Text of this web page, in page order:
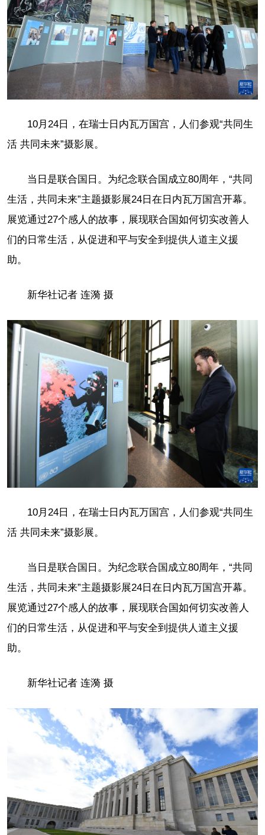
10月24日，在瑞士日内瓦万国宫，人们参观“共同生
活 共同未来”摄影展。
当日是联合国日。为纪念联合国成立80周年，“共同
生活，共同未来”主题摄影展24日在日内瓦万国宫开幕。
展览通过27个感人的故事，展现联合国如何切实改善人
们的日常生活，从促进和平与安全到提供人道主义援
助。
新华社记者 连漪 摄
10月24日，在瑞士日内瓦万国宫，人们参观“共同生
活 共同未来”摄影展。
当日是联合国日。为纪念联合国成立80周年，“共同
生活，共同未来”主题摄影展24日在日内瓦万国宫开幕。
展览通过27个感人的故事，展现联合国如何切实改善人
们的日常生活，从促进和平与安全到提供人道主义援
助。
新华社记者 连漪 摄